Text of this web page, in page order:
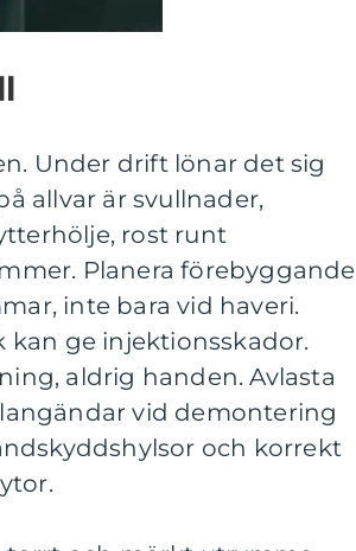
Under drift lönar det sig
allvar är svullnader,
rost runt
Planera förebyggande
inte bara vid haveri.
kan ge injektionsskador.
aldrig handen. Avlasta
vid demontering
och korrekt